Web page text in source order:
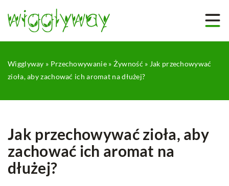
Wigglyway » Przechowywanie» Żywność » Jak przechowywać
zioła, aby zachować ich aromat na dłużej?
Jak przechowywać zioła, aby
zachować ich aromat na
dłużej?